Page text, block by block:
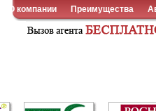
О компании Преимущества